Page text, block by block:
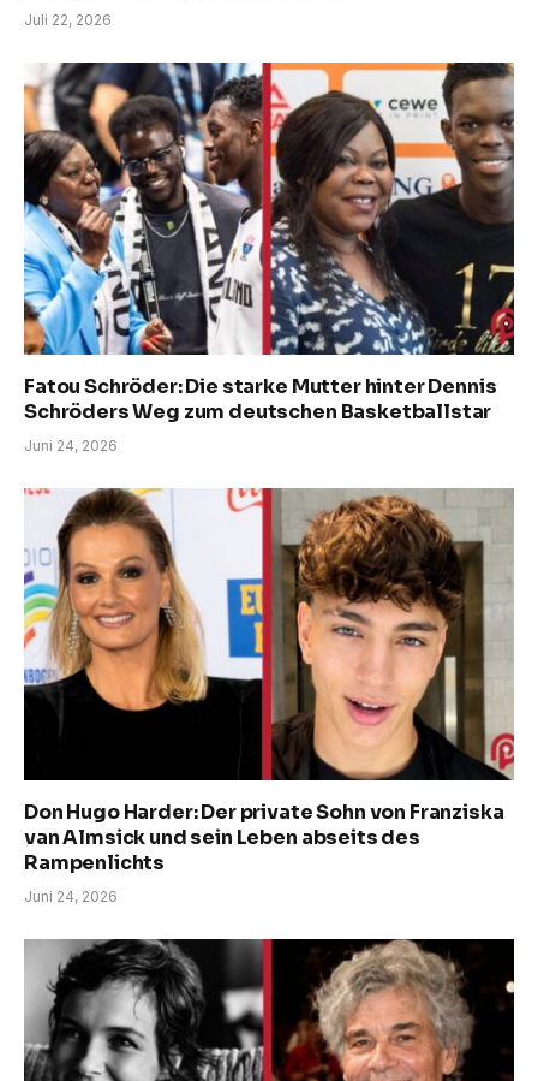
Juli 22, 2026
Fatou Schröder: Die starke Mutter hinter Dennis
Schröders Weg zum deutschen Basketballstar
Juni 24, 2026
Don Hugo Harder: Der private Sohn von Franziska
van Almsick und sein Leben abseits des
Rampenlichts
Juni 24, 2026